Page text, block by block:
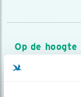
Op de
Meld je aan en
over vogels en